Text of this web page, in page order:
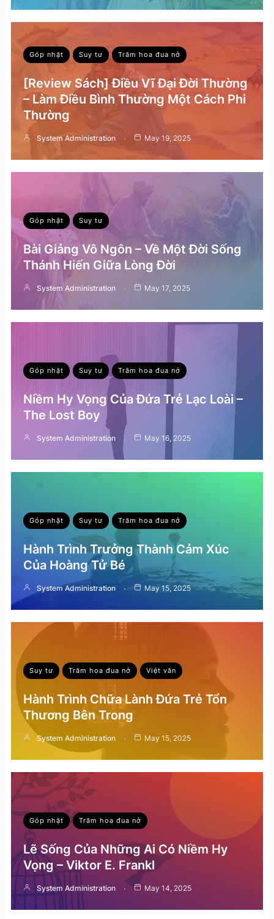
Góp nhặt Suy tư Trăm hoa đua nở
[Review Sách] Điều Vĩ Đại Đời Thường
– Làm Điều Bình Thường Một Cách Phi
Thường
System Administration May 19, 2025
Góp nhặt Suy tư
Bài Giảng Vô Ngôn – Về Một Đời Sống
Thánh Hiến Giữa Lòng Đời
System Administration May 17, 2025
Góp nhặt Suy tư Trăm hoa đua nở
Niềm Hy Vọng Của Đứa Trẻ Lạc Loài –
The Lost Boy
System Administration May 16, 2025
Góp nhặt Suy tư Trăm hoa đua nở
Hành Trình Trưởng Thành Cảm Xúc
Của Hoàng Tử Bé
System Administration May 15, 2025
Suy tư Trăm hoa đua nở Việt văn
Hành Trình Chữa Lành Đứa Trẻ Tổn
Thương Bên Trong
System Administration May 15, 2025
Góp nhặt Trăm hoa đua nở
Lẽ Sống Của Những Ai Có Niềm Hy
Vọng – Viktor E. Frankl
System Administration May 14, 2025